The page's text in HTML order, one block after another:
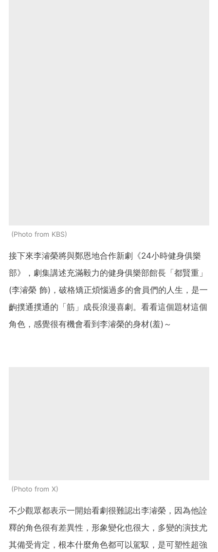
Photo from KBS
接下來李濬榮將與鄭恩地合作新劇《24小時健身俱樂
部》，劇集講述充滿毅力的健身俱樂部館長「都賢重」
(李濬榮 飾)，破格矯正煩惱過多的會員們的人生，是一
齣撲通撲通的「筋」成長浪漫喜劇。看看這個題材這個
角色，感覺很有機會看到李濬榮的身材(羞)～
Photo from X
不少觀眾都表示一開始看劇很難認出李濬榮，因為他詮
釋的角色很有差異性，形象變化也很大，多變的演技尤
其備受肯定，根本什麼角色都可以駕馭，是可塑性超強